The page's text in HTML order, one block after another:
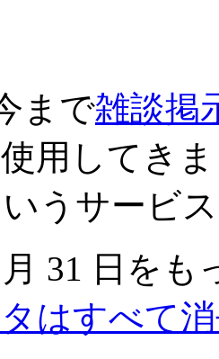
まで雑談掲
用してき
いうサービ
31 日をも
はすべて